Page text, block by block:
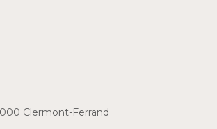
Clermont-Ferrand